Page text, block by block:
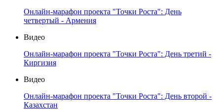
Онлайн-марафон проекта "Точки Роста": День
четвертый - Армения
Видео
Онлайн-марафон проекта "Точки Роста": День третий -
Киргизия
Видео
Онлайн-марафон проекта "Точки Роста": День второй -
Казахстан